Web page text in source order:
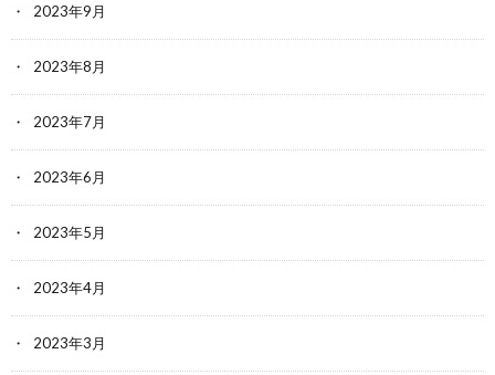
2023年9月
2023年8月
2023年7月
2023年6月
2023年5月
2023年4月
2023年3月